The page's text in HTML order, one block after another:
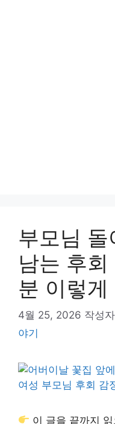
부모님
남는 후
분 이렇
4월 25, 2026 작성
야기
이 글을 끝까지